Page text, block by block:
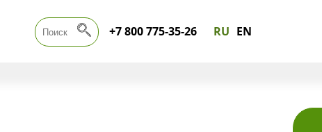
+7 800 775-35-26 RU EN